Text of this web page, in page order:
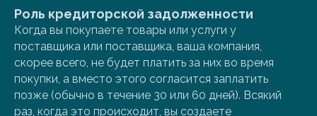
Роль кредиторской задолженности
Когда вы покупаете товары или услуги у
поставщика или поставщика, ваша компания,
скорее всего, не будет платить за них во время
покупки, а вместо этого согласится заплатить
позже (обычно в течение 30 или 60 дней). Всякий
раз, когда это происходит, вы создаете